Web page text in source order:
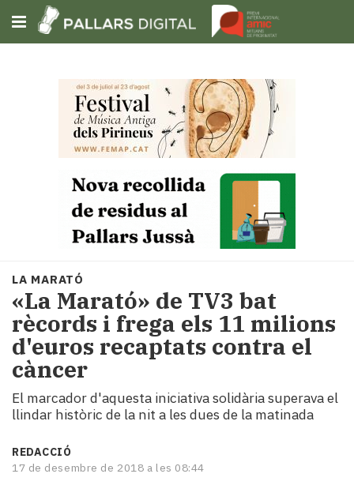
Subscriu-t'hi
Societat
Política
i
municipis
Economia
i
Cultura
Esports
tant!
TV
LA MARATÓ
«La Marató» de TV3 bat
rècords i frega els 11 milions
d'euros recaptats contra el
càncer
El marcador d'aquesta iniciativa solidària superava el
llindar històric de la nit a les dues de la matinada
REDACCIÓ
17 de desembre de 2018 a les 08:44